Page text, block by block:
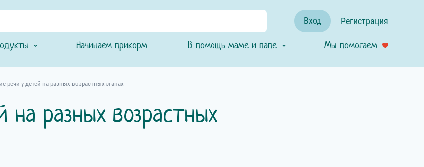
Начинаем прикорм В помощь маме и папе Мы помогаем
Регистрация
Вход
речи у детей на разных возрастных этапах
разных возрастных